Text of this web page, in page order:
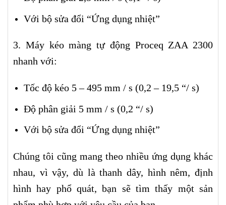
Với bộ sửa đổi “Ứng dụng nhiệt”
3. Máy kéo màng tự động Proceq ZAA 2300
nhanh với:
Tốc độ kéo 5 – 495 mm / s (0,2 – 19,5 “/ s)
Độ phân giải 5 mm / s (0,2 “/ s)
Với bộ sửa đổi “Ứng dụng nhiệt”
Chúng tôi cũng mang theo nhiều ứng dụng khác
nhau, vì vậy, dù là thanh dây, hình nêm, định
hình hay phổ quát, bạn sẽ tìm thấy một sản